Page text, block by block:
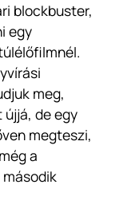
blockbuster,
egy
meg,
de egy
megteszi,
a